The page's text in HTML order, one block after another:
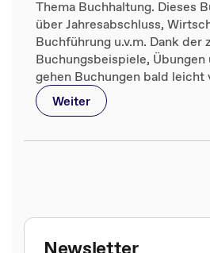
Thema Buchhaltung. Dieses
über Jahresabschluss,
Buchführung u.v.m. Dank der
Buchungsbeispiele, Übungen
gehen Buchungen bald leicht
Weiter